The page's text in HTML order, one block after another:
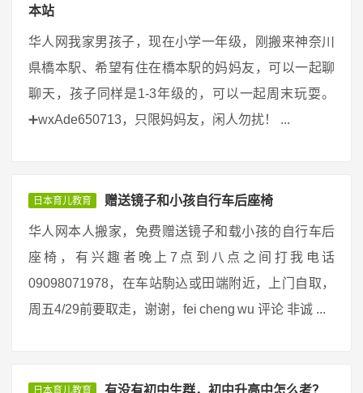
本站
华人网我家男孩子，现在小学一年级，刚搬来神奈川
県橋本駅、希望有住在橋本駅的妈妈友，可以一起聊
聊天，孩子同样是1-3年级的，可以一起周末玩耍。
➕wxAde650713，只限妈妈友，闲人勿扰！ ...
日本育儿教育 赠送镜子和小孩自行车后座椅
华人网本人搬家，免费赠送镜子和载小孩的自行车后
座椅，有兴趣者晚上7点到八点之间打我电话
09098071978，在车站駒込或田端附近，上门自取，
周五4/29前要取走，谢谢，fei cheng wu 评论 非诚 ...
日本育儿教育
有没有初中生群，初中升高中怎么考？